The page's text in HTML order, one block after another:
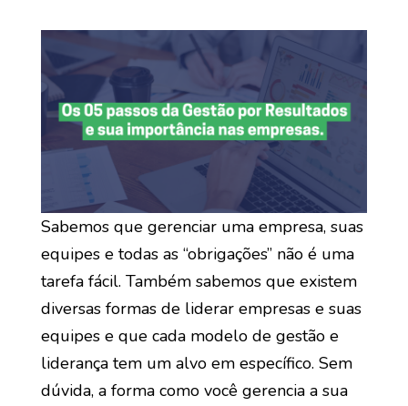
Sabemos que gerenciar uma empresa, suas
equipes e todas as “obrigações” não é uma
tarefa fácil. Também sabemos que existem
diversas formas de liderar empresas e suas
equipes e que cada modelo de gestão e
liderança tem um alvo em específico. Sem
dúvida, a forma como você gerencia a sua